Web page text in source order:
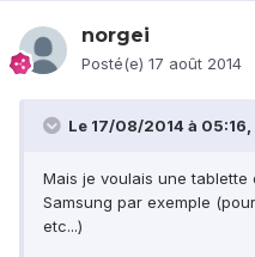
norgei
Posté(e) 17 août 2014
Le 17/08/2014 à 05:16,
Mais je voulais une
Samsung par exemple
etc...)